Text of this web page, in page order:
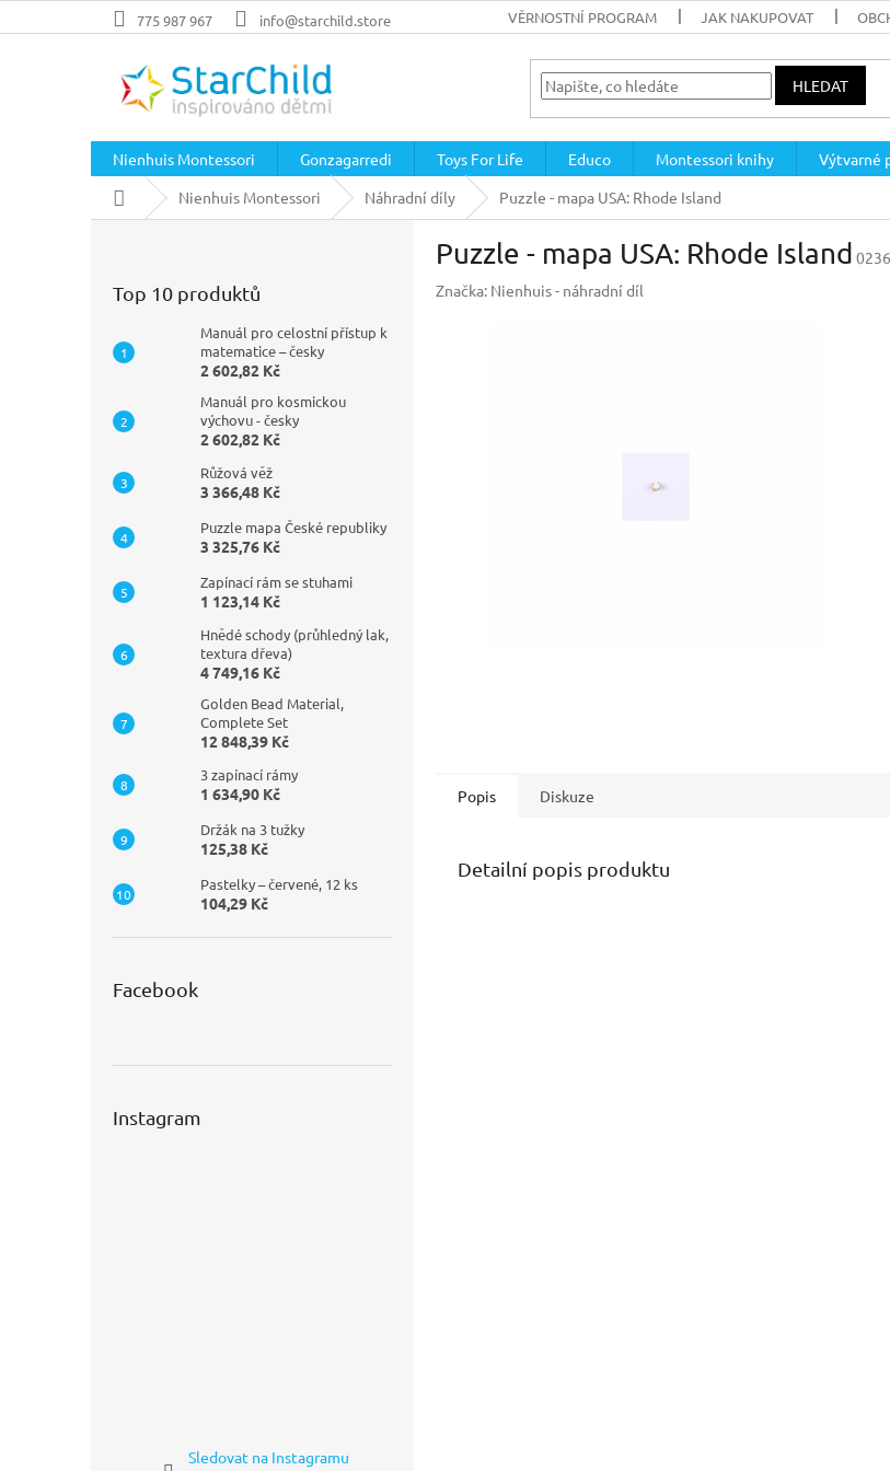
na
775 987 967 info@starchild.store VĚRNOSTNÍ PROGRAM JAK NAKUPOVAT
HLEDAT
Nienhuis Montessori Gonzagarredi Toys For Life Educo Montessori knihy Výtvarné
Domů
Nienhuis Montessori Náhradní díly Puzzle - mapa USA: Rhode Island
Top 10 produktů
Manuál pro celostní přístup k
matematice – česky
2 602,82 Kč
Manuál pro kosmickou
výchovu - česky
2 602,82 Kč
Růžová věž
3 366,48 Kč
Puzzle mapa České republiky
3 325,76 Kč
Zapínací rám se stuhami
1 123,14 Kč
Hnědé schody (průhledný lak,
textura dřeva)
4 749,16 Kč
Golden Bead Material,
Complete Set
12 848,39 Kč
3 zapínací rámy
1 634,90 Kč
Držák na 3 tužky
125,38 Kč
Pastelky – červené, 12 ks
104,29 Kč
Facebook
Instagram
Sledovat na Instagramu
Puzzle - mapa USA: Rhode Island
Značka: Nienhuis - náhradní díl
Popis Diskuze
Detailní popis produktu